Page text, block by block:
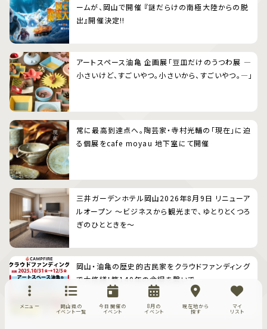
ームが、岡山で開催 『謎だらけの南極大陸からの脱
出』開催決定!!
アートスペース油亀 企画展「豆皿だけのうつわ展 ―
小さいけど、すごいやつ。小さいから、すごいやつ。―」
常に最高到達点へ。陶芸家・寺村光輔の「現在」に迫
る個展をcafe moyau 地下室にて開催
三井ガーデンホテル岡山2026年8月9日 リニューア
ルオープン 〜ビジネスから観光まで、ゆとりとくつろ
ぎのひとときを〜
岡山・油亀の歴史的古民家をクラウドファンディング
で大修繕！築140年の命綱を繋いで
メニュー
岡山県の
イベント一覧
今日開催の
イベント
8月の
イベント
現在地から
探す
マイ
リスト